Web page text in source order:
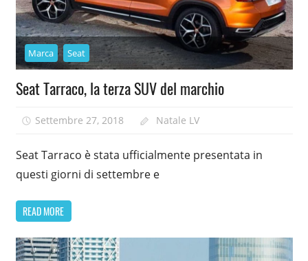
Marca Seat
Seat Tarraco, la terza SUV del marchio
Settembre 27, 2018 Natale LV
Seat Tarraco è stata ufficialmente presentata in
questi giorni di settembre e
READ MORE